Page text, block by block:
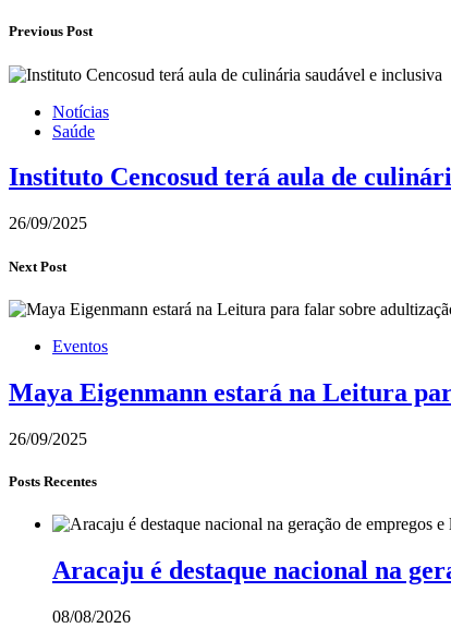
Previous Post
Notícias
Saúde
Instituto Cencosud terá aula de
26/09/2025
Next Post
Eventos
Maya Eigenmann estará na Leitura
26/09/2025
Posts Recentes
Aracaju é destaque nacional na
08/08/2026